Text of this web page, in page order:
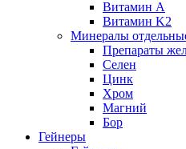
Витамин А
Витамин K2
Минералы
Препараты
Селен
Цинк
Хром
Магний
Бор
Гейнеры